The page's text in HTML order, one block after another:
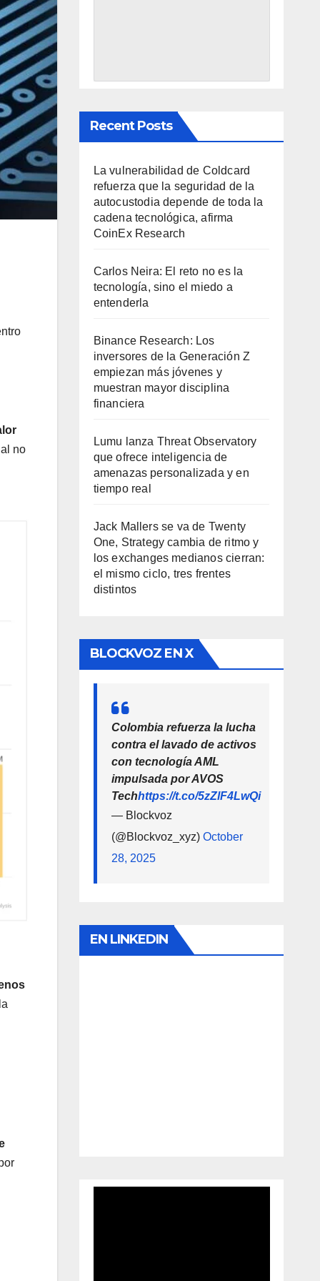
no
Recent Posts
La vulnerabilidad de Coldcard
refuerza que la seguridad de la
autocustodia depende de toda la
cadena tecnológica, afirma
CoinEx Research
Carlos Neira: El reto no es la
tecnología, sino el miedo a
entenderla
Binance Research: Los
inversores de la Generación Z
empiezan más jóvenes y
muestran mayor disciplina
financiera
Lumu lanza Threat Observatory
que ofrece inteligencia de
amenazas personalizada y en
tiempo real
Jack Mallers se va de Twenty
One, Strategy cambia de ritmo y
los exchanges medianos cierran:
el mismo ciclo, tres frentes
distintos
BLOCKVOZ EN X
Colombia refuerza la lucha
contra el lavado de activos
con tecnología AML
impulsada por AVOS
Techhttps://t.co/5zZlF4LwQi
— Blockvoz
(@Blockvoz_xyz) October
28, 2025
EN LINKEDIN